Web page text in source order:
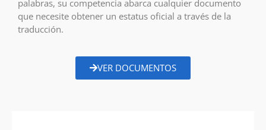
palabras, su competencia abarca cualquier documento
que necesite obtener un estatus oficial a través de la
traducción.
VER DOCUMENTOS